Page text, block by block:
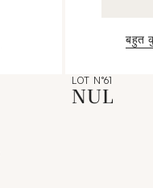
बहुत
LOT N°61
NUL